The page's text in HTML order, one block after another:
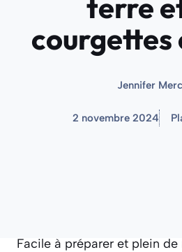
terre
courgettes
Jennifer
2 novembre 2024
Facile à préparer et plein